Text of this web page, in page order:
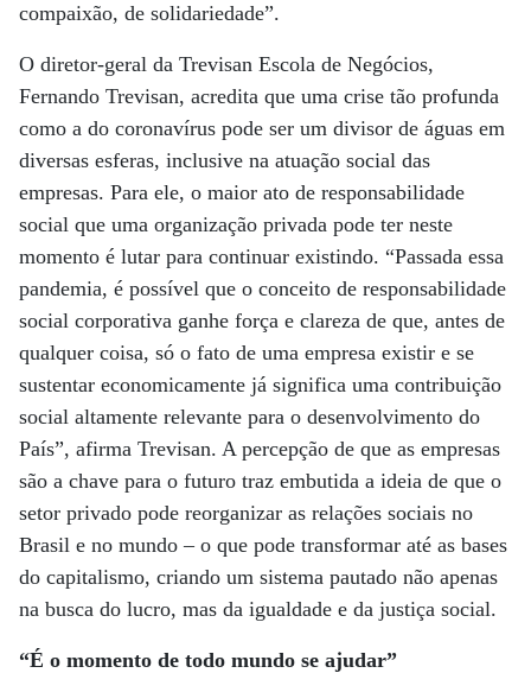
compaixão, de solidariedade”.
O diretor-geral da Trevisan Escola de Negócios,
Fernando Trevisan, acredita que uma crise tão profunda
como a do coronavírus pode ser um divisor de águas em
diversas esferas, inclusive na atuação social das
empresas. Para ele, o maior ato de responsabilidade
social que uma organização privada pode ter neste
momento é lutar para continuar existindo. “Passada essa
pandemia, é possível que o conceito de responsabilidade
social corporativa ganhe força e clareza de que, antes de
qualquer coisa, só o fato de uma empresa existir e se
sustentar economicamente já significa uma contribuição
social altamente relevante para o desenvolvimento do
País”, afirma Trevisan. A percepção de que as empresas
são a chave para o futuro traz embutida a ideia de que o
setor privado pode reorganizar as relações sociais no
Brasil e no mundo – o que pode transformar até as bases
do capitalismo, criando um sistema pautado não apenas
na busca do lucro, mas da igualdade e da justiça social.
“É o momento de todo mundo se ajudar”